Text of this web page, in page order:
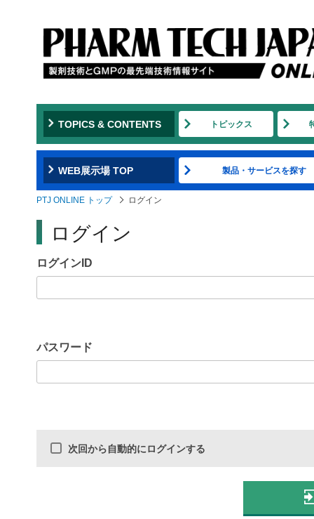
to
navigation
TOPICS & CONTENTS トピックス
WEB展示場 TOP 製品・サービスを探す
PTJ ONLINE トップ ログイン
ログイン
ログインID
パスワード
次回から自動的にログインする